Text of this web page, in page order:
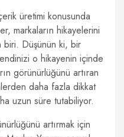
üretimi konusunda
markaların hikayelerini
biri. Düşünün ki, bir
o hikayenin içinde
görünürlüğünü artıran
daha fazla dikkat
uzun süre tutabiliyor.
artırmak için